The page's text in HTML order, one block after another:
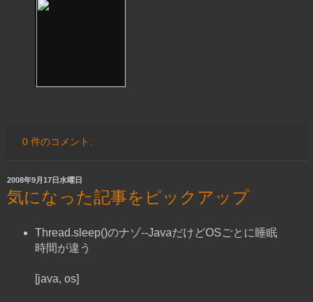
0 件のコメント:
2008年9月17日水曜日
気になった記事をピックアップ
Thread.sleep()のナゾ--JavaだけどOSごとに睡眠
時間が違う
[java, os]